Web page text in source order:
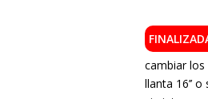
cambiar
llanta 16’’